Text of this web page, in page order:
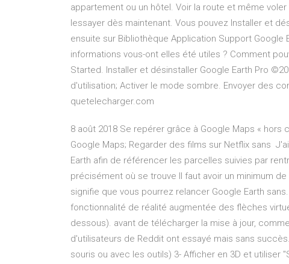
appartement ou un hôtel. Voir la route et même
lessayer dès maintenant. Vous pouvez Installer et
ensuite sur Bibliothèque Application Support
informations vous-ont elles été utiles ? Comment
Started. Installer et désinstaller Google Earth Pro
d'utilisation; Activer le mode sombre. Envoyer des
quetelecharger.com
8 août 2018 Se repérer grâce à Google Maps « hors
Google Maps; Regarder des films sur Netflix sans
Earth afin de référencer les parcelles suivies par
précisément où se trouve Il faut avoir un minimum
signifie que vous pourrez relancer Google Earth
fonctionnalité de réalité augmentée des flèches
dessous). avant de télécharger la mise à jour,
d'utilisateurs de Reddit ont essayé mais sans
souris ou avec les outils) 3- Afficher en 3D et utiliser